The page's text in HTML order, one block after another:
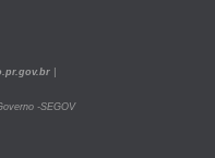
-SEGOV